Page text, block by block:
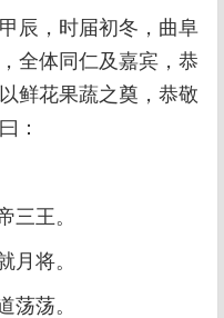
辰，时届初冬，曲阜
全体同仁及嘉宾，恭
鲜花果蔬之奠，恭敬
：
三王。
月将。
荡荡。